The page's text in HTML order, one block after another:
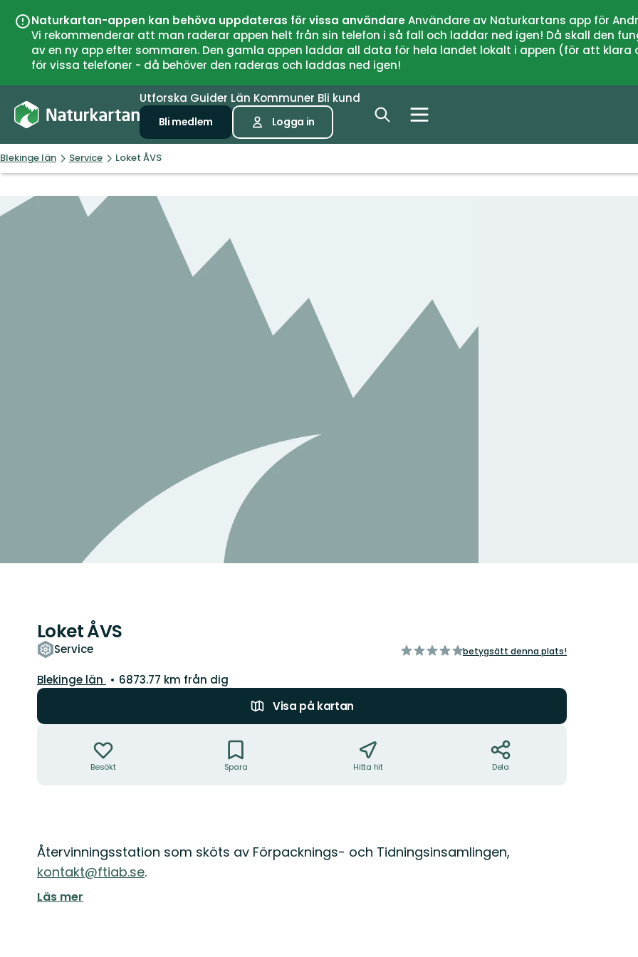
Naturkartan-appen kan behöva uppdateras för vissa användareAnvändare av Naturkartans app för
Vi rekommenderar att man raderar appen helt från sin telefon i så fall och laddar ned igen! Då skall den
av en ny app efter sommaren. Den gamla appen laddar all data för hela landet lokalt i appen (för att
för vissa telefoner - då behöver den raderas och laddas ned igen!
Utforska Guider Län Kommuner Bli kund
Bli medlem Logga in
Blekinge län Service Loket ÅVS
Loket ÅVS
Service
av
betygsätt denna plats!
Län:
Blekinge län
6873.77 km från dig
Visa på kartan
Besökt Spara Hitta hit Dela
Beskrivning
Återvinningsstation som sköts av Förpacknings- och Tidningsinsamlingen,
kontakt@ftiab.se.
Läs mer